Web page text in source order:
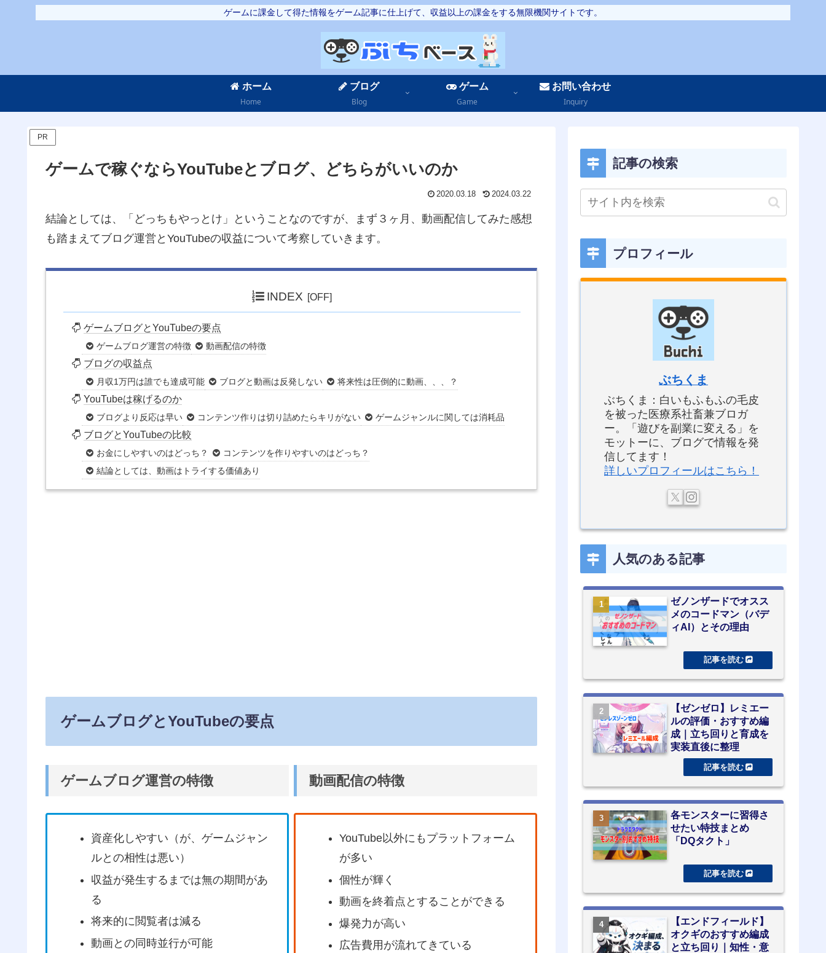
ゲームに課金して得た情報をゲーム記事に仕上げて、収益以上の課金をする無限機関サイトです。
ホーム
Home
ブログ
Blog
ゲーム
Game
お問い合わせ
Inquiry
PR
ゲームで稼ぐならYouTubeとブログ、どちらがいいのか
2020.03.18 2024.03.22
結論としては、「どっちもやっとけ」ということなのですが、まず３ヶ月、動画配信してみた感想
も踏まえてブログ運営とYouTubeの収益について考察していきます。
INDEX
ゲームブログとYouTubeの要点
ゲームブログ運営の特徴 動画配信の特徴
ブログの収益点
月収1万円は誰でも達成可能 ブログと動画は反発しない 将来性は圧倒的に動画、、、？
YouTubeは稼げるのか
ブログより反応は早い コンテンツ作りは切り詰めたらキリがない ゲームジャンルに関しては消耗品
ブログとYouTubeの比較
お金にしやすいのはどっち？
コンテンツを作りやすいのはどっち？
結論としては、動画はトライする価値あり
ゲームブログとYouTubeの要点
ゲームブログ運営の特徴
資産化しやすい（が、ゲームジャン
ルとの相性は悪い）
収益が発生するまでは無の期間があ
る
将来的に閲覧者は減る
動画との同時並行が可能
動画配信の特徴
YouTube以外にもプラットフォーム
が多い
個性が輝く
動画を終着点とすることができる
爆発力が高い
広告費用が流れてきている
記事の検索
プロフィール
ぶちくま
ぶちくま：白いもふもふの毛皮
を被った医療系社畜兼ブロガ
ー。「遊びを副業に変える」を
モットーに、ブログで情報を発
信してます！
詳しいプロフィールはこちら！
人気のある記事
ゼノンザードでオスス
メのコードマン（バデ
ィAI）とその理由
【ゼンゼロ】レミエー
ルの評価・おすすめ編
成｜立ち回りと育成を
実装直後に整理
各モンスターに習得さ
せたい特技まとめ
「DQタクト」
【エンドフィールド】
オクギのおすすめ編成
と立ち回り｜知性・意